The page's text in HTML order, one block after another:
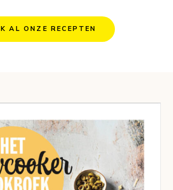
AL ONZE RECEPTEN